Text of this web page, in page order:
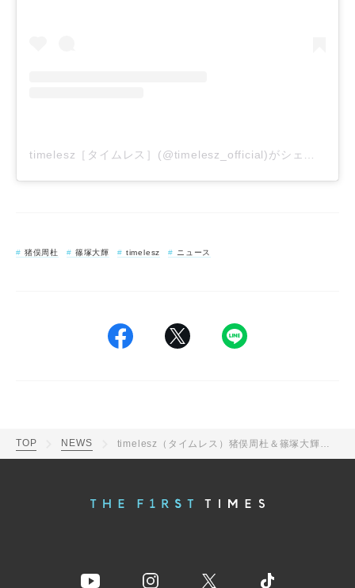
timelesz［タイムレス］(@timelesz_official)がシェアした投稿
猪俣周杜 篠塚大輝 timelesz ニュース
TOP NEWS timelesz（タイムレス）猪俣周杜＆篠塚大輝の「Rock this Party」メイキング公開！無邪気で初々しい姿に「かわいい」の声集まる